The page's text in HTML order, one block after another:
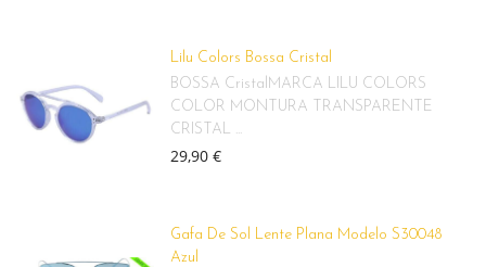
Lilu Colors Bossa Cristal
BOSSA CristalMARCA LILU COLORS
COLOR MONTURA TRANSPARENTE
CRISTAL ...
29,90 €
Gafa De Sol Lente Plana Modelo S30048
Azul